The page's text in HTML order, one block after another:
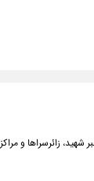
زائرسراها و